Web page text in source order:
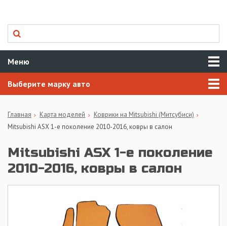
Меню
Выберите марку авто
Главная Карта моделей
Коврики на Mitsubishi (Митсубиси)
Mitsubishi ASX 1-е поколение 2010-2016, ковры в салон
Mitsubishi ASX 1-е поколение
2010-2016, ковры в салон